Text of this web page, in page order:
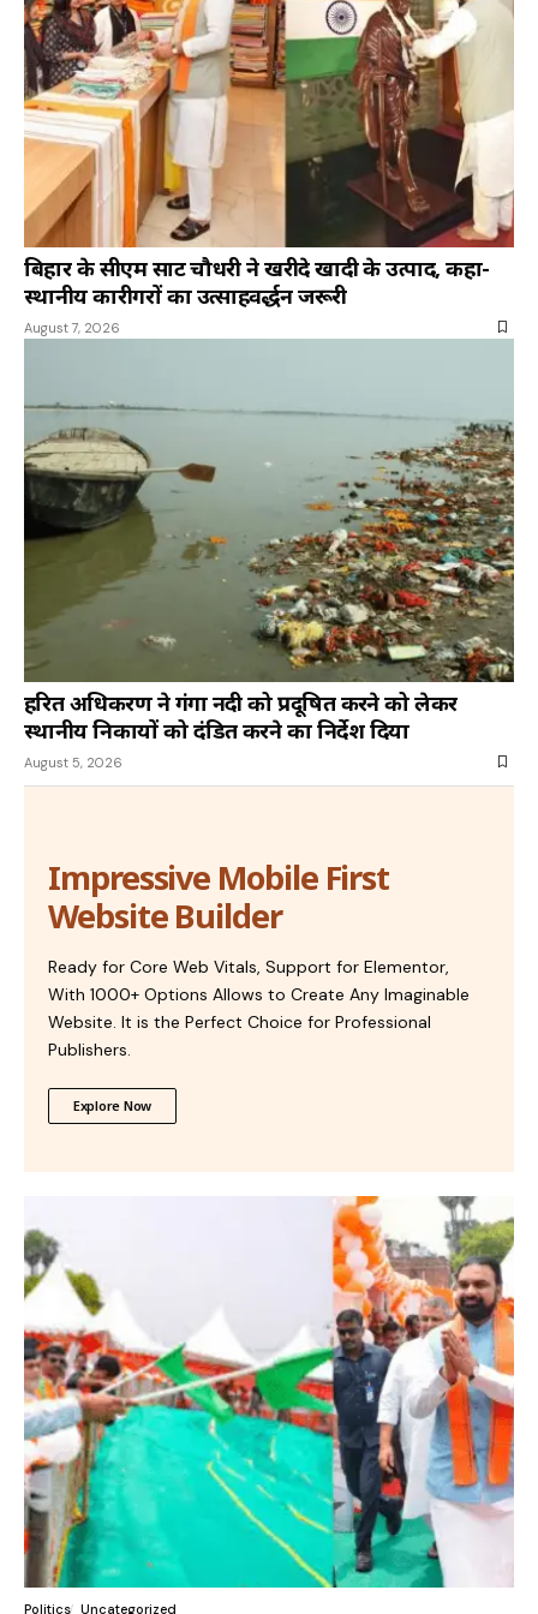
बिहार के सीएम सम्राट चौधरी ने खरीदे खादी के उत्पाद, कहा-
स्थानीय कारीगरों का उत्साहवर्द्धन जरूरी
August 7, 2026
हरित अधिकरण ने गंगा नदी को प्रदूषित करने को लेकर
स्थानीय निकायों को दंडित करने का निर्देश दिया
August 5, 2026
Impressive Mobile First
Website Builder
Ready for Core Web Vitals, Support for Elementor,
With 1000+ Options Allows to Create Any Imaginable
Website. It is the Perfect Choice for Professional
Publishers.
Explore Now
Politics Uncategorized